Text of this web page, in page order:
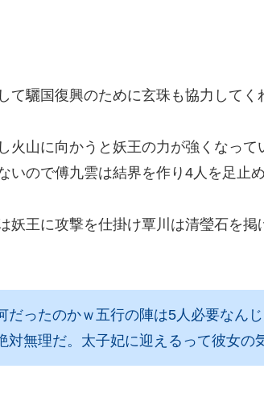
て驪国復興のために玄珠も協力してく
火山に向かうと妖王の力が強くなっ
いので傅九雲は結界を作り4人を足止
妖王に攻撃を仕掛け覃川は清瑩石を
だったのかｗ五行の陣は5人必要なん
対無理だ。太子妃に迎えるって彼女の